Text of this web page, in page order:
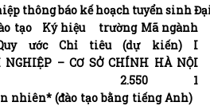
thông báo kế hoạch tuyển sinh
Ký hiệu trường Mã ngành
ước Chỉ tiêu (dự kiến) I
NGHIỆP – CƠ SỞ CHÍNH HÀ NỘI
1
nhiên* (đào tạo bằng tiếng Anh)